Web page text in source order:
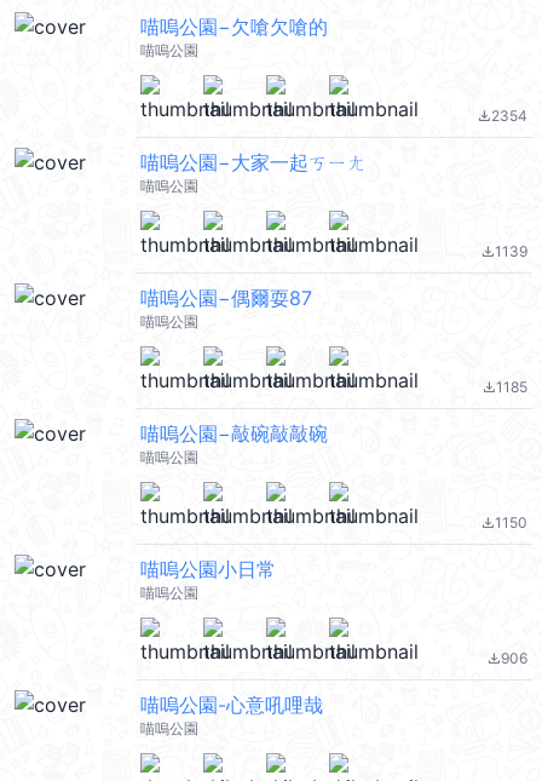
喵嗚公園−欠嗆欠嗆的
喵嗚公園
file_download2354
喵嗚公園−大家一起ㄎㄧㄤ
喵嗚公園
file_download1139
喵嗚公園−偶爾耍87
喵嗚公園
file_download1185
喵嗚公園−敲碗敲敲碗
喵嗚公園
file_download1150
喵嗚公園小日常
喵嗚公園
file_download906
喵嗚公園-心意吼哩哉
喵嗚公園